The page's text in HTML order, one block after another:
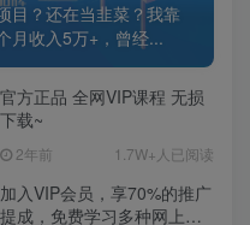
目？还在当韭菜？我靠
月收入5万+，曾经...
官方正品 全网VIP课程 无损
下载~
2年前 1.7W+人已阅读
加入VIP会员，享70%的推广
提成，免费学习多种网上创